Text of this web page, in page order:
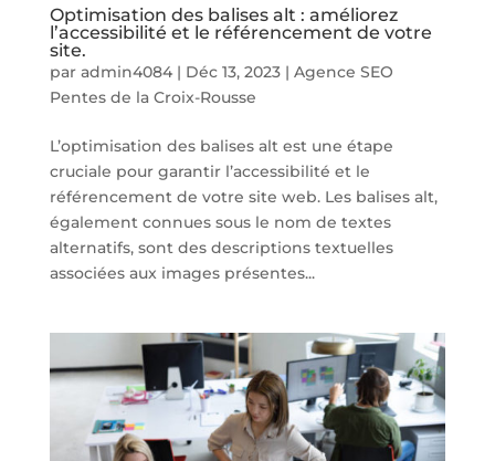
Optimisation des balises alt : améliorez
l’accessibilité et le référencement de votre
site.
par admin4084| Déc 13, 2023| Agence SEO
Pentes de la Croix-Rousse
L’optimisation des balises alt est une étape
cruciale pour garantir l’accessibilité et le
référencement de votre site web. Les balises alt,
également connues sous le nom de textes
alternatifs, sont des descriptions textuelles
associées aux images présentes...